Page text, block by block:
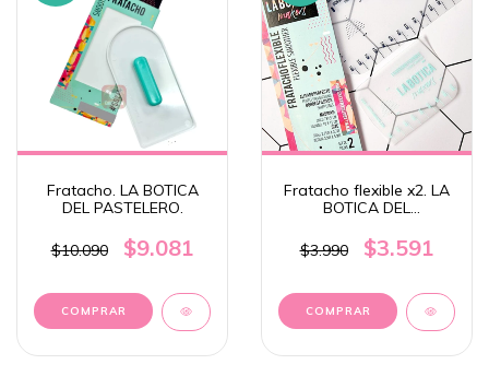
Fratacho. LA BOTICA
DEL PASTELERO.
$10.090 $9.081
Fratacho flexible x2. LA
BOTICA DEL
$3.990
$3.591